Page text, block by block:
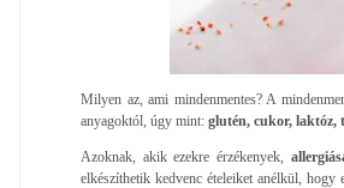
Milyen az, ami mindenmentes? A
anyagoktól, úgy mint: glutén, cukor, laktóz,
Azoknak, akik ezekre érzékenyek,
elkészíthetik kedvenc ételeiket anélkül, hogy